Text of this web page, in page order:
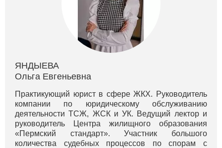
ЯНДЫЕВА
Ольга Евгеньевна
Практикующий юрист в сфере ЖКХ. Руководитель
компании по юридическому обслуживанию
деятельности ТСЖ, ЖСК и УК. Ведущий лектор и
руководитель Центра жилищного образования
«Пермский стандарт». Участник большого
количества судебных процессов по спорам с